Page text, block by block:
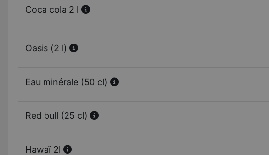
Coca cola 2 l
Oasis (2 l)
Eau minérale (50 cl)
Red bull (25 cl)
Hawaï 2l